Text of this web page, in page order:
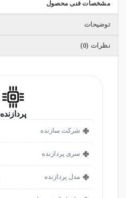
مشخصات فنی محصول
توضیحات
نظرات (0)
پردازنده
شرکت سازنده
سری پردازنده
مدل پردازنده